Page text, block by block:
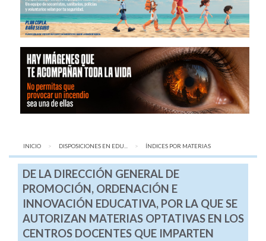
INICIO DISPOSICIONES EN EDU... AQUÍ:
ÍNDICES POR MATERIAS
DE LA DIRECCIÓN GENERAL DE
PROMOCIÓN, ORDENACIÓN E
INNOVACIÓN EDUCATIVA, POR LA QUE SE
AUTORIZAN MATERIAS OPTATIVAS EN LOS
CENTROS DOCENTES QUE IMPARTEN